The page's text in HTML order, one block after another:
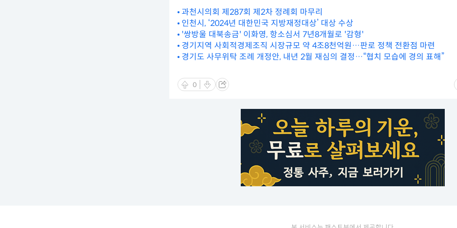
과천시의회 제287회 제2차 정례회 마무리
인천시, ‘2024년 대한민국 지방재정대상’ 대상 수상
'쌍방울 대북송금' 이화영, 항소심서 7년8개월로 '감형'
경기지역 사회적경제조직 시장규모 약 4조8천억원…판로 정책 전환점 마련
경기도 사무위탁 조례 개정안, 내년 2월 재심의 결정…“협치 모습에 경의 표해”
0